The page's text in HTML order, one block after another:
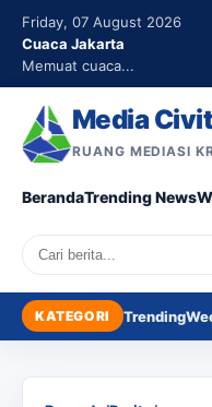
Friday, 07 August 2026
Cuaca Jakarta
Memuat cuaca...
Media
RUANG MEDIASI
BerandaTrending News
Search
KATEGORI Trending